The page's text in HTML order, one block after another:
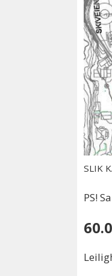
SLIK
PS!